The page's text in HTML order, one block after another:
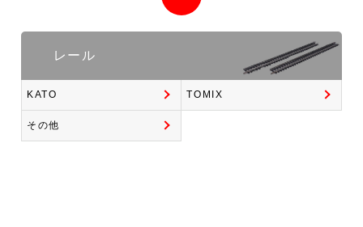
レール
KATO TOMIX
その他